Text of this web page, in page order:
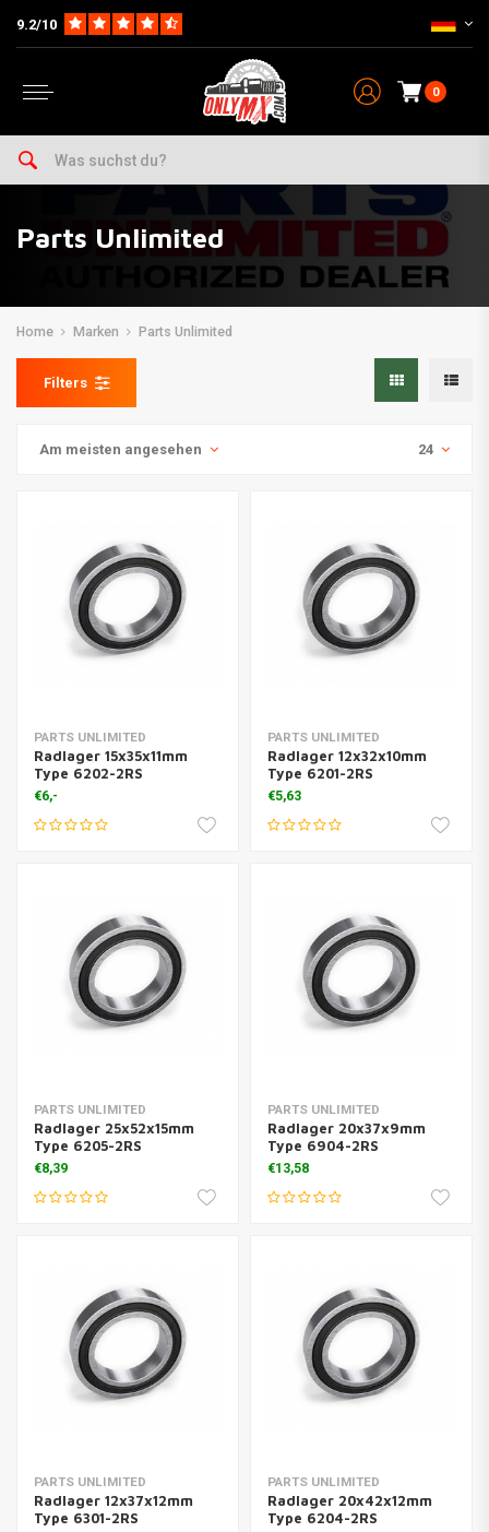
9.2/10
0
Parts Unlimited
Home Marken Parts Unlimited
Filters
Am meisten angesehen 24
PARTS UNLIMITED
Radlager 15x35x11mm
Type 6202-2RS
€6,-
PARTS UNLIMITED
Radlager 12x32x10mm
Type 6201-2RS
€5,63
PARTS UNLIMITED
Radlager 25x52x15mm
Type 6205-2RS
€8,39
PARTS UNLIMITED
Radlager 20x37x9mm
Type 6904-2RS
€13,58
PARTS UNLIMITED
Radlager 12x37x12mm
Type 6301-2RS
PARTS UNLIMITED
Radlager 20x42x12mm
Type 6204-2RS